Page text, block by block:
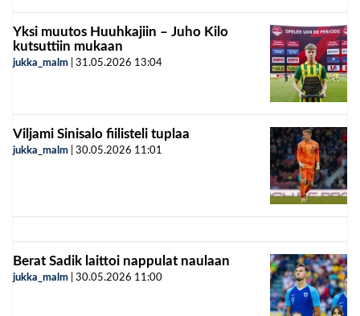
Yksi muutos Huuhkajiin – Juho Kilo
kutsuttiin mukaan
jukka_malm 31.05.2026 13:04
Viljami Sinisalo fiilisteli tuplaa
jukka_malm 30.05.2026 11:01
Berat Sadik laittoi nappulat naulaan
jukka_malm 30.05.2026 11:00